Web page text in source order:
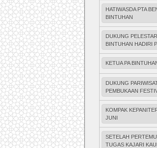
HATIWASDA PTA
BINTUHAN
DUKUNG
BINTUHAN HADIRI
KETUA PA
DUKUNG
PEMBUKAAN
KOMPAK
JUNI
SETELAH
TUGAS KAJARI